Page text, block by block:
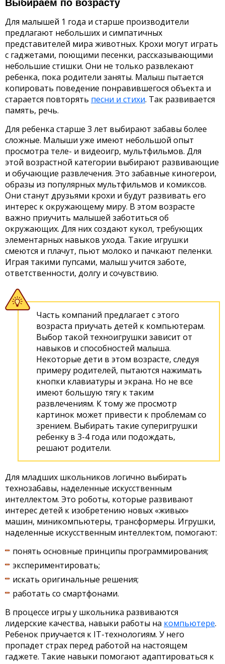
Выбираем по возрасту
Для малышей 1 года и старше производители
предлагают небольших и симпатичных
представителей мира животных. Крохи могут играть
с гаджетами, поющими песенки, рассказывающими
небольшие стишки. Они не только развлекают
ребенка, пока родители заняты. Малыш пытается
копировать поведение понравившегося объекта и
старается повторять песни и стихи. Так развивается
память, речь.
Для ребенка старше 3 лет выбирают забавы более
сложные. Малыши уже имеют небольшой опыт
просмотра теле- и видеоигр, мультфильмов. Для
этой возрастной категории выбирают развивающие
и обучающие развлечения. Это забавные киногерои,
образы из популярных мультфильмов и комиксов.
Они станут друзьями крохи и будут развивать его
интерес к окружающему миру. В этом возрасте
важно приучить малышей заботиться об
окружающих. Для них создают кукол, требующих
элементарных навыков ухода. Такие игрушки
смеются и плачут, пьют молоко и пачкают пеленки.
Играя такими пупсами, малыш учится заботе,
ответственности, долгу и сочувствию.
Часть компаний предлагает с этого
возраста приучать детей к компьютерам.
Выбор такой техноигрушки зависит от
навыков и способностей малыша.
Некоторые дети в этом возрасте, следуя
примеру родителей, пытаются нажимать
кнопки клавиатуры и экрана. Но не все
имеют большую тягу к таким
развлечениям. К тому же просмотр
картинок может привести к проблемам со
зрением. Выбирать такие суперигрушки
ребенку в 3-4 года или подождать,
решают родители.
Для младших школьников логично выбирать
технозабавы, наделенные искусственным
интеллектом. Это роботы, которые развивают
интерес детей к изобретению новых «живых»
машин, миникомпьютеры, трансформеры. Игрушки,
наделенные искусственным интеллектом, помогают:
понять основные принципы программирования;
экспериментировать;
искать оригинальные решения;
работать со смартфонами.
В процессе игры у школьника развиваются
лидерские качества, навыки работы на компьютере.
Ребенок приучается к IT-технологиям. У него
пропадет страх перед работой на настоящем
гаджете. Такие навыки помогают адаптироваться к